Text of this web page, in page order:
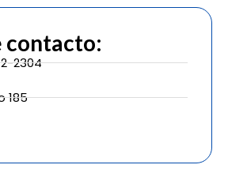
contacto:
2304
185